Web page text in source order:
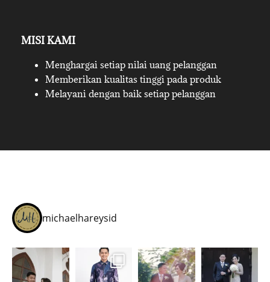
MISI KAMI
Menghargai setiap nilai uang pelanggan
Memberikan kualitas tinggi pada produk
Melayani dengan baik setiap pelanggan
michaelhareysid